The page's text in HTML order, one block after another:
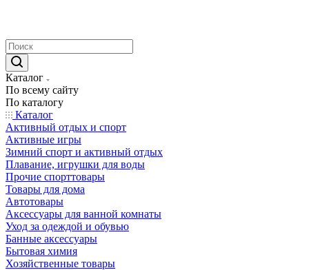
Каталог
По всему сайту
По каталогу
Каталог
Активный отдых и спорт
Активные игры
Зимний спорт и активный отдых
Плавание, игрушки для воды
Прочие спорттовары
Товары для дома
Автотовары
Аксессуары для ванной комнаты
Уход за одеждой и обувью
Банные аксессуары
Бытовая химия
Хозяйственные товары